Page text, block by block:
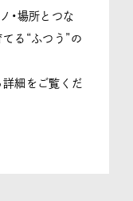
・場所とつな
る“ふつう”の
詳細をご覧くだ